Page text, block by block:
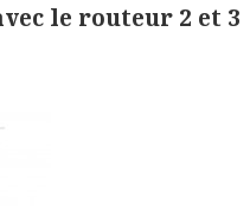
le routeur 2 et 3